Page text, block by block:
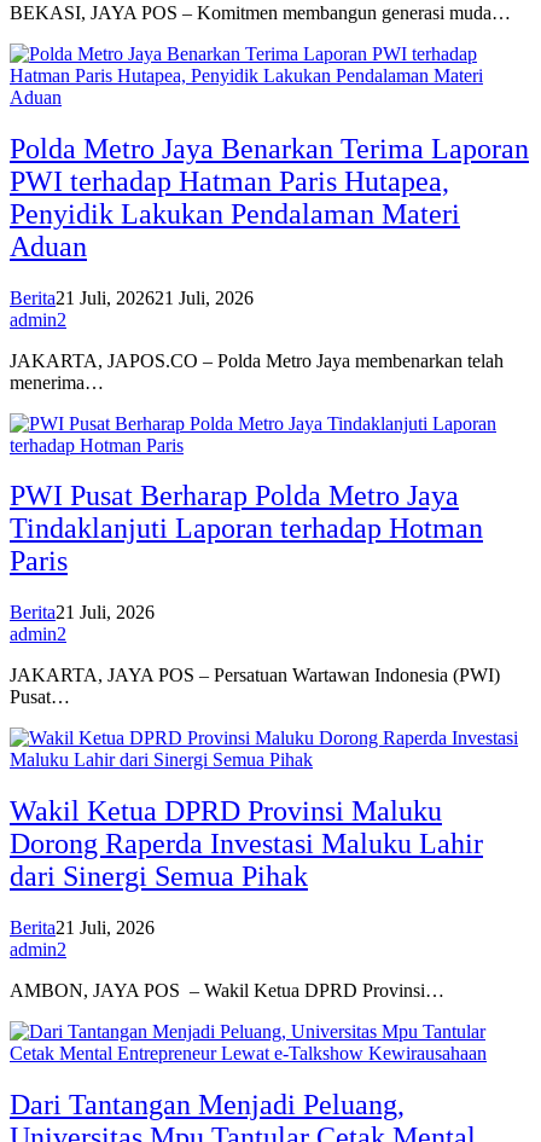
BEKASI, JAYA POS – Komitmen membangun generasi muda…
Polda Metro Jaya Benarkan Terima Laporan
PWI terhadap Hatman Paris Hutapea,
Penyidik Lakukan Pendalaman Materi
Aduan
Berita21 Juli, 202621 Juli, 2026
admin2
JAKARTA, JAPOS.CO – Polda Metro Jaya membenarkan telah
menerima…
PWI Pusat Berharap Polda Metro Jaya
Tindaklanjuti Laporan terhadap Hotman
Paris
Berita21 Juli, 2026
admin2
JAKARTA, JAYA POS – Persatuan Wartawan Indonesia (PWI)
Pusat…
Wakil Ketua DPRD Provinsi Maluku
Dorong Raperda Investasi Maluku Lahir
dari Sinergi Semua Pihak
Berita21 Juli, 2026
admin2
AMBON, JAYA POS – Wakil Ketua DPRD Provinsi…
Dari Tantangan Menjadi Peluang,